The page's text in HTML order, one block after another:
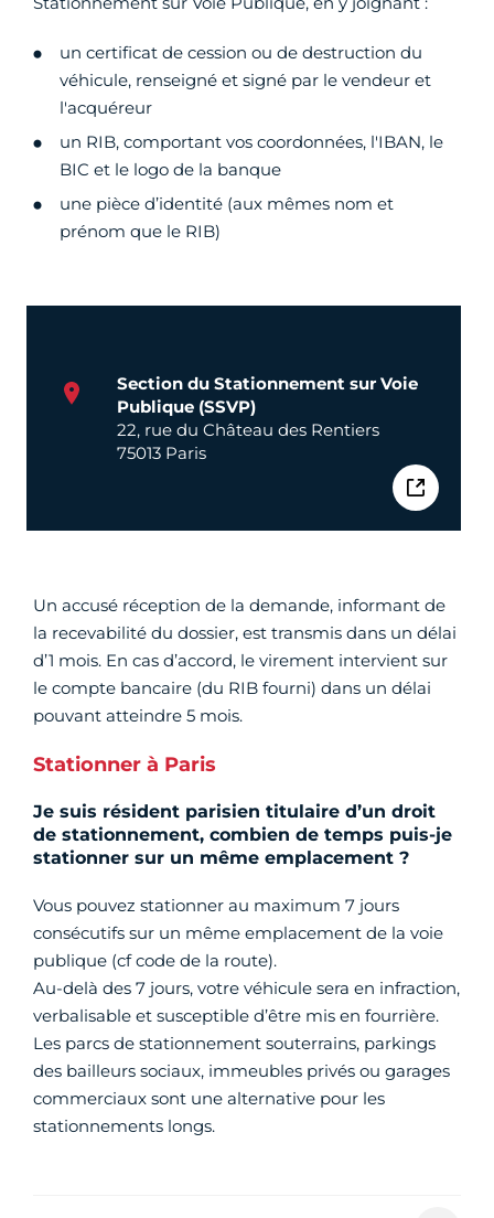
un certificat de cession ou de destruction du
véhicule, renseigné et signé par le vendeur et
l'acquéreur
un RIB, comportant vos coordonnées, l'IBAN, le
BIC et le logo de la banque
une pièce d’identité (aux mêmes nom et
prénom que le RIB)
Section du Stationnement sur Voie
Publique (SSVP)
22, rue du Château des Rentiers
75013 Paris
Un accusé réception de la demande, informant de
la recevabilité du dossier, est transmis dans un délai
d’1 mois. En cas d’accord, le virement intervient sur
le compte bancaire (du RIB fourni) dans un délai
pouvant atteindre 5 mois.
Stationner à Paris
Je suis résident parisien titulaire d’un droit
de stationnement, combien de temps puis-je
stationner sur un même emplacement ?
Vous pouvez stationner au maximum 7 jours
consécutifs sur un même emplacement de la voie
publique (cf code de la route).
Au-delà des 7 jours, votre véhicule sera en infraction,
verbalisable et susceptible d’être mis en fourrière.
Les parcs de stationnement souterrains, parkings
des bailleurs sociaux, immeubles privés ou garages
commerciaux sont une alternative pour les
stationnements longs.